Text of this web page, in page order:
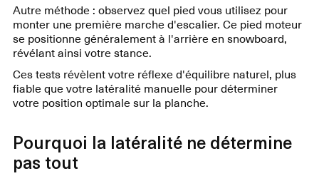
Autre méthode : observez quel pied vous utilisez pour
monter une première marche d'escalier. Ce pied moteur
se positionne généralement à l'arrière en snowboard,
révélant ainsi votre stance.
Ces tests révèlent votre réflexe d'équilibre naturel, plus
fiable que votre latéralité manuelle pour déterminer
votre position optimale sur la planche.
Pourquoi la latéralité ne détermine
pas tout